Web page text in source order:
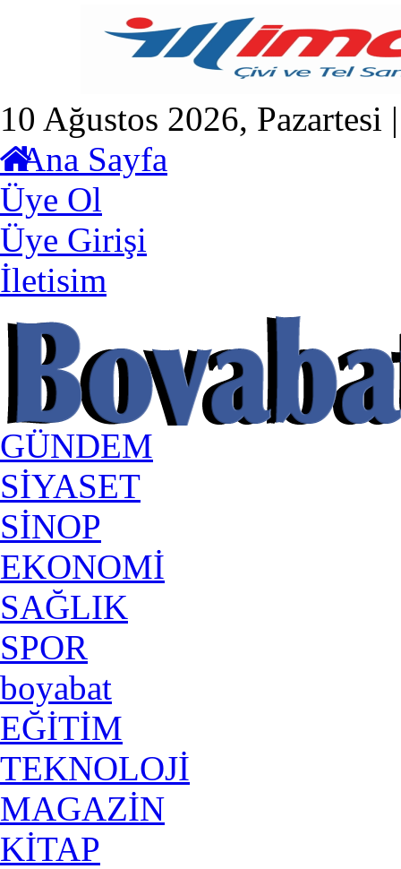
10 Ağustos 2026, Pazartesi
Ana Sayfa
Üye Ol
Üye Girişi
İletisim
GÜNDEM
SİYASET
SİNOP
EKONOMİ
SAĞLIK
SPOR
boyabat
EĞİTİM
TEKNOLOJİ
MAGAZİN
KİTAP